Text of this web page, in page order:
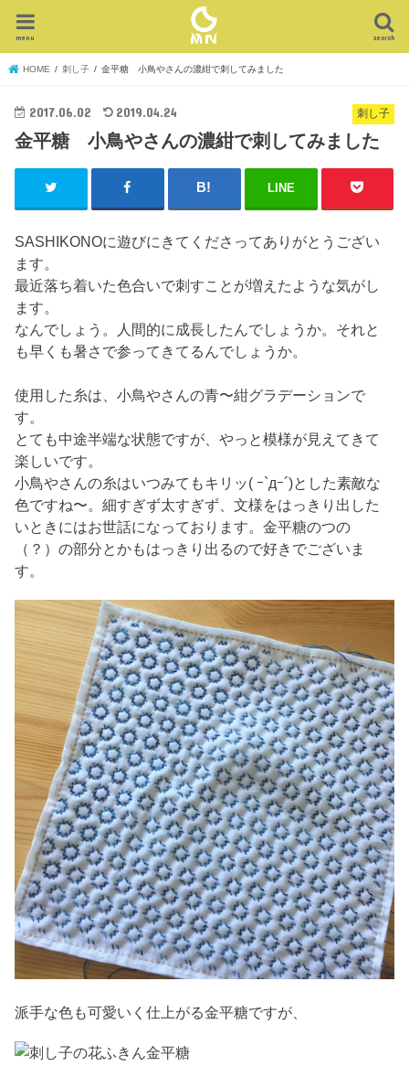
search
menu
HOME 刺し子 金平糖 小鳥やさんの濃紺で刺してみました
刺し子
2017.06.02 2019.04.24
金平糖 小鳥やさんの濃紺で刺してみました
LINE
SASHIKONOに遊びにきてくださってありがとうござい
ます。
最近落ち着いた色合いで刺すことが増えたような気がし
ます。
なんでしょう。人間的に成長したんでしょうか。それと
も早くも暑さで参ってきてるんでしょうか。
使用した糸は、小鳥やさんの青〜紺グラデーションで
す。
とても中途半端な状態ですが、やっと模様が見えてきて
楽しいです。
小鳥やさんの糸はいつみてもキリッ( ｰ`дｰ´)とした素敵な
色ですね〜。細すぎず太すぎず、文様をはっきり出した
いときにはお世話になっております。金平糖のつの
（？）の部分とかもはっきり出るので好きでございま
す。
派手な色も可愛いく仕上がる金平糖ですが、